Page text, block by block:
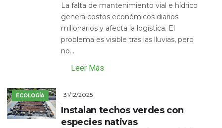
La falta de mantenimiento vial e hídrico
genera costos económicos diarios
millonarios y afecta la logística. El
problema es visible tras las lluvias, pero
no...
Leer Más
ECOLOGÍA 31/12/2025
Instalan techos verdes con
especies nativas